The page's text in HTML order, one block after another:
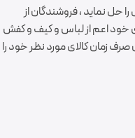
حل نماید ، فروشندگان از
خود اعم از لباس و کیف و کفش
صرف زمان کالای مورد نظر خود را